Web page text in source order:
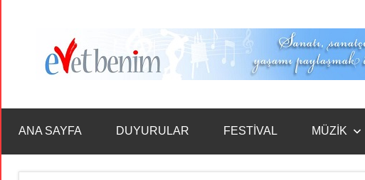
ANA SAYFA DUYURULAR FESTİVAL MÜZİK